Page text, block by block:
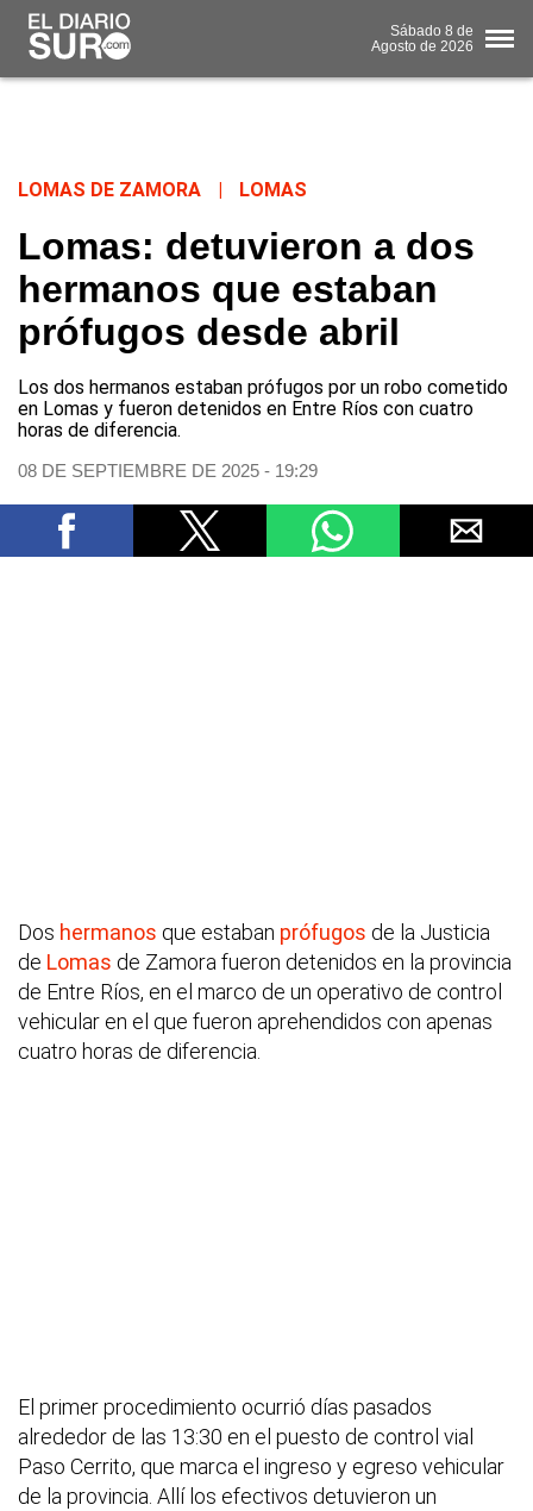
Sábado 8 de
Agosto de 2026
LOMAS DE ZAMORA LOMAS
Lomas: detuvieron a dos
hermanos que estaban
prófugos desde abril
Los dos hermanos estaban prófugos por un robo cometido
en Lomas y fueron detenidos en Entre Ríos con cuatro
horas de diferencia.
08 DE SEPTIEMBRE DE 2025 - 19:29
Dos hermanos que estaban prófugos de la Justicia
de Lomas de Zamora fueron detenidos en la provincia
de Entre Ríos, en el marco de un operativo de control
vehicular en el que fueron aprehendidos con apenas
cuatro horas de diferencia.
El primer procedimiento ocurrió días pasados
alrededor de las 13:30 en el puesto de control vial
Paso Cerrito, que marca el ingreso y egreso vehicular
de la provincia. Allí los efectivos detuvieron un